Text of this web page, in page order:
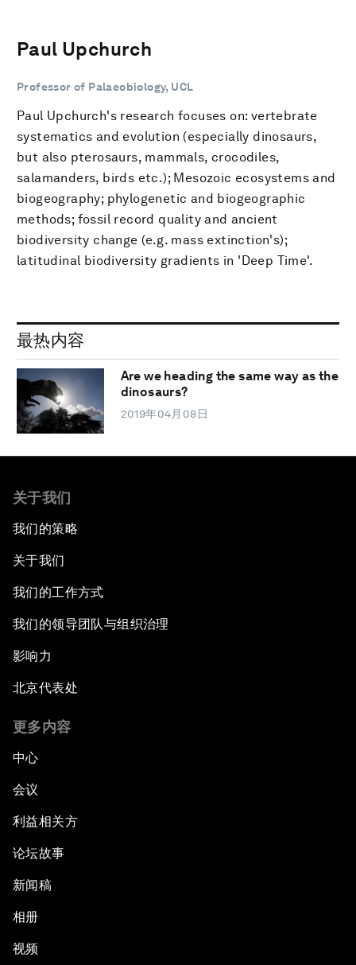
Paul Upchurch
Professor of Palaeobiology, UCL
Paul Upchurch's research focuses on: vertebrate
systematics and evolution (especially dinosaurs,
but also pterosaurs, mammals, crocodiles,
salamanders, birds etc.); Mesozoic ecosystems and
biogeography; phylogenetic and biogeographic
methods; fossil record quality and ancient
biodiversity change (e.g. mass extinction's);
latitudinal biodiversity gradients in 'Deep Time'.
最热内容
Are we heading the same way as the
dinosaurs?
2019年04月08日
关于我们
我们的策略
关于我们
我们的工作方式
我们的领导团队与组织治理
影响力
北京代表处
更多内容
中心
会议
利益相关方
论坛故事
新闻稿
相册
视频